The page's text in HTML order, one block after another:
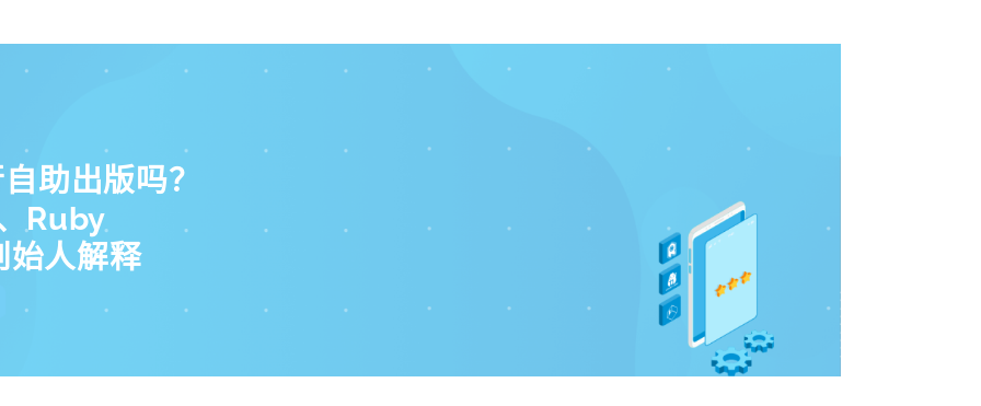
助出版吗？
Ruby
人解释